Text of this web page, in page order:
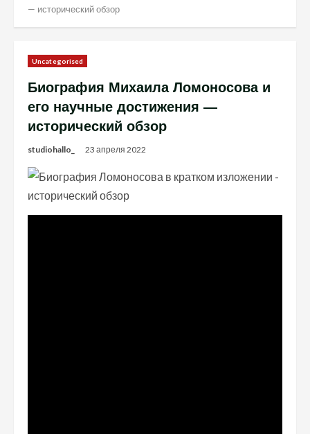
— исторический обзор
Uncategorised
Биография Михаила Ломоносова и
его научные достижения —
исторический обзор
studiohallo_ 23 апреля 2022